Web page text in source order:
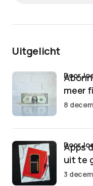
Uitgelicht
meer
door
8
Apps
uit te
door
3